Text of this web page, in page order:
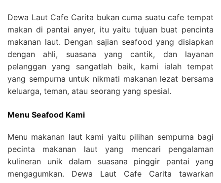
Dewa Laut Cafe Carita bukan cuma suatu cafe tempat
makan di pantai anyer, itu yaitu tujuan buat pencinta
makanan laut. Dengan sajian seafood yang disiapkan
dengan ahli, suasana yang cantik, dan layanan
pelanggan yang sangatlah baik, kami ialah tempat
yang sempurna untuk nikmati makanan lezat bersama
keluarga, teman, atau seorang yang spesial.
Menu Seafood Kami
Menu makanan laut kami yaitu pilihan sempurna bagi
pecinta makanan laut yang mencari pengalaman
kulineran unik dalam suasana pinggir pantai yang
mengagumkan. Dewa Laut Cafe Carita tawarkan